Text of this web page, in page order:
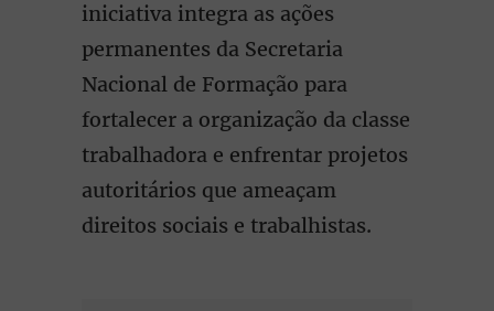
iniciativa integra as ações
permanentes da Secretaria
Nacional de Formação para
fortalecer a organização da classe
trabalhadora e enfrentar projetos
autoritários que ameaçam
direitos sociais e trabalhistas.